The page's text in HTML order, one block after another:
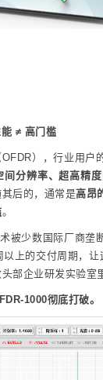
≠ 高门槛
OFDR），行业用户
间分辨率、超高精
其后的，通常是高昂
。
被少数国际厂商垄
以上的交付周期，让
部企业研发实验室
1000彻底打破。